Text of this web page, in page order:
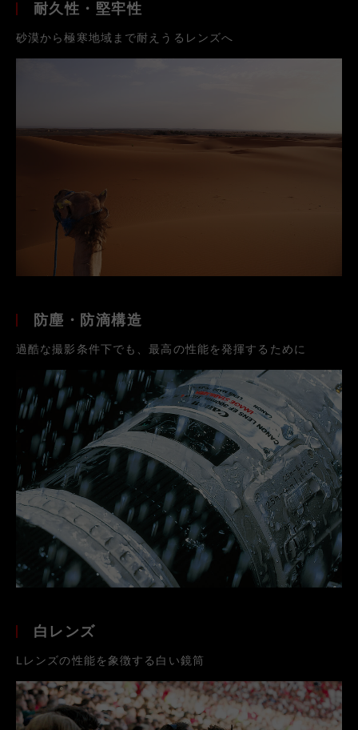
耐久性・堅牢性
砂漠から極寒地域まで耐えうるレンズへ
防塵・防滴構造
過酷な撮影条件下でも、最高の性能を発揮するために
白レンズ
Lレンズの性能を象徴する白い鏡筒